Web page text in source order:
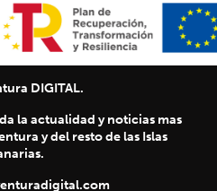
DIGITAL.
la actualidad y noticias mas
y del resto de las Islas